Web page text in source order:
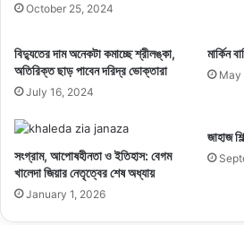
October 25, 2024
বিদ্যুতের দাম অনেকটা কমাচ্ছে শ্রীলঙ্কা,
অতিরিক্ত ছাড় পাবেন দরিদ্র ভোক্তারা
July 16, 2024
মার্কিন
May
সংগ্রাম, আপোষহীনতা ও ইতিহাস: বেগম
খালেদা জিয়ার নেতৃত্বের শেষ অধ্যায়
January 1, 2026
জাহাজ